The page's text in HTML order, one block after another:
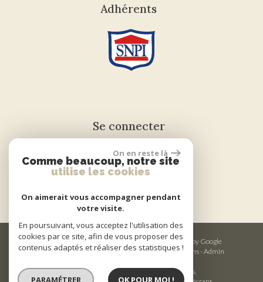
Adhérents
Se connecter
Espace propriétaire
© 2026 | Tous droits réservés | Traduction powered by Google
Plan du site-Mentions légales-Nos honoraires- Liens-Admin
Site internet compatible multi-supports,
On en reste là
Comme beaucoup, notre site
utilise les cookies
On aimerait vous accompagner pendant
votre visite.
En poursuivant, vous acceptez l'utilisation des
cookies par ce site, afin de vous proposer des
contenus adaptés et réaliser des statistiques !
PARAMÉTRER OK POUR MOI !